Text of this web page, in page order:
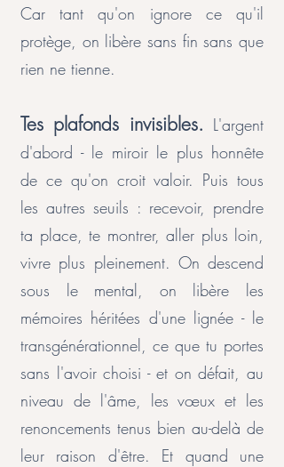
Car tant qu'on ignore ce qu'il
protège, on libère sans fin sans que
rien ne tienne.
Tes plafonds invisibles. L'argent
d'abord - le miroir le plus honnête
de ce qu'on croit valoir. Puis tous
les autres seuils : recevoir, prendre
ta place, te montrer, aller plus loin,
vivre plus pleinement. On descend
sous le mental, on libère les
mémoires héritées d'une lignée - le
transgénérationnel, ce que tu portes
sans l'avoir choisi - et on défait, au
niveau de l'âme, les vœux et les
renoncements tenus bien au-delà de
leur raison d'être. Et quand une